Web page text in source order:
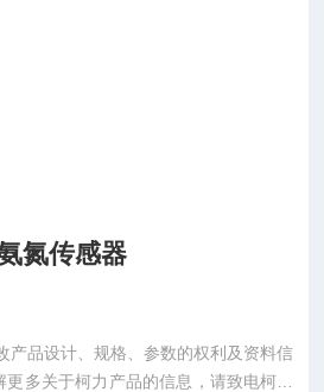
N氨氮传感器
产品设计、规格、参数的权利及资料信
多关于柯力产品的信息，请致电柯力